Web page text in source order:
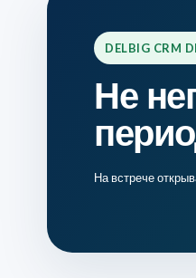
Доходы и расходы
Долги, поступления и
Статусы счетов и оплат
Экспорт в Excel
5 языков и доступ по ролям
DELBIG CRM
Не
На встрече